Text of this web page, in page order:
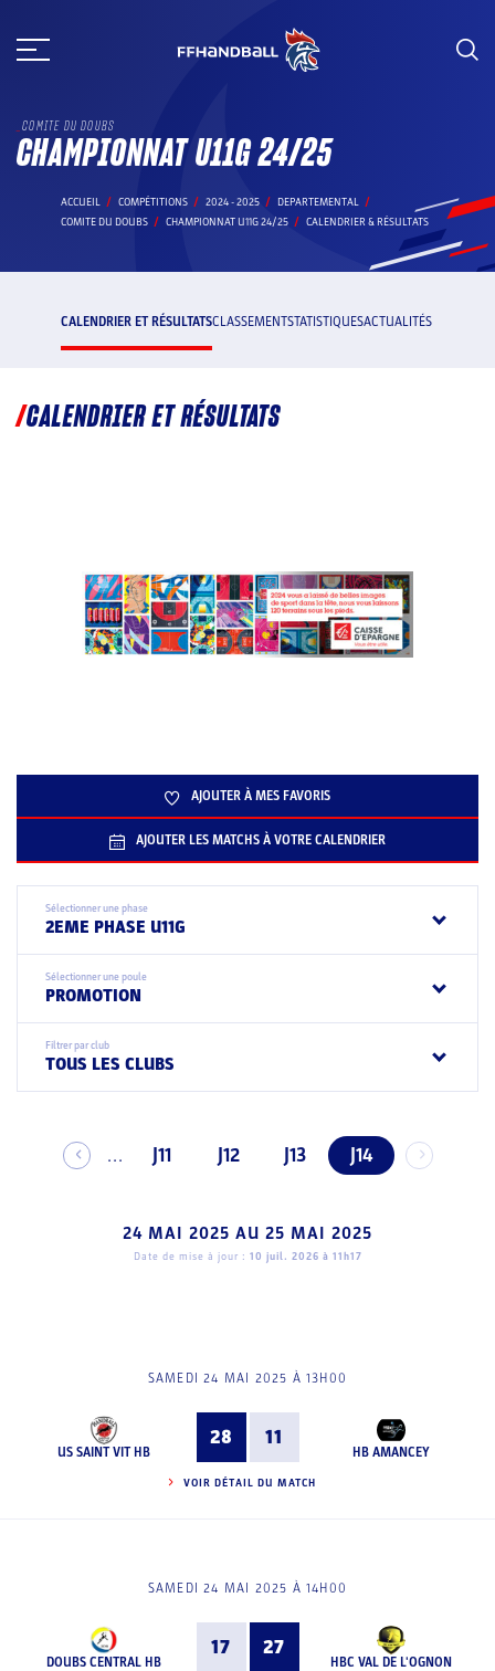
au
COMITE DU DOUBS
CHAMPIONNAT U11G 24/25
ACCUEIL COMPÉTITIONS 2024 - 2025
DEPARTEMENTAL
COMITE DU DOUBS
CHAMPIONNAT U11G 24/25 CALENDRIER & RÉSULTATS
CALENDRIER ET RÉSULTATSCLASSEMENTSTATISTIQUESACTUALITÉS
CALENDRIER ET RÉSULTATS
AJOUTER À MES FAVORIS
AJOUTER LES MATCHS À VOTRE CALENDRIER
Sélectionner une phase
2EME PHASE U11G
Sélectionner une poule
PROMOTION
Filtrer par club
TOUS LES CLUBS
... J11 J12 J13 J14
24 MAI 2025 AU 25 MAI 2025
Date de mise à jour : 10 juil. 2026 à 11h17
SAMEDI 24 MAI 2025 À 13H00
US SAINT VIT HB
28 11
HB AMANCEY
VOIR DÉTAIL DU MATCH
SAMEDI 24 MAI 2025 À 14H00
DOUBS CENTRAL HB
17 27
HBC VAL DE L'OGNON